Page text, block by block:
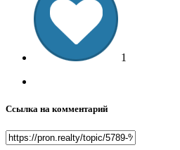
1
Ссылка на комментарий